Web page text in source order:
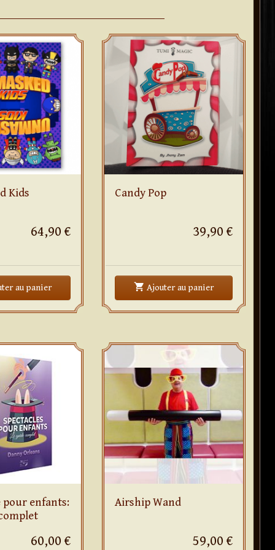
Kids
64,90 €
au panierUnmasked Kids
Candy Pop
39,90 €
shopping_cart Ajouterau panierCandy Pop
pour enfants:
60,00 €
Airship Wand
59,00 €